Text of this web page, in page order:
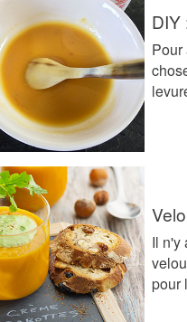
DIY
Pour
Il n'y
pour